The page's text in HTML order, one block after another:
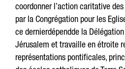
coordonner l’action caritative
par la Congrégation pour les
ce dernierdépendde la
Jérusalem et travaille en étroite
représentations pontificales,